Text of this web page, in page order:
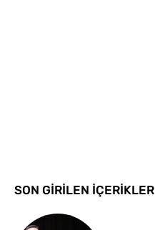
SON GİRİLEN İÇERİKLER